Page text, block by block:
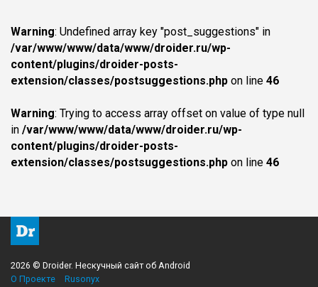
Warning: Undefined array key "post_suggestions" in
/var/www/www/data/www/droider.ru/wp-
content/plugins/droider-posts-
extension/classes/postsuggestions.php on line 46
Warning: Trying to access array offset on value of type null
in /var/www/www/data/www/droider.ru/wp-
content/plugins/droider-posts-
extension/classes/postsuggestions.php on line 46
2026 © Droider. Нескучный сайт об Android
О Проекте
Rusonyx